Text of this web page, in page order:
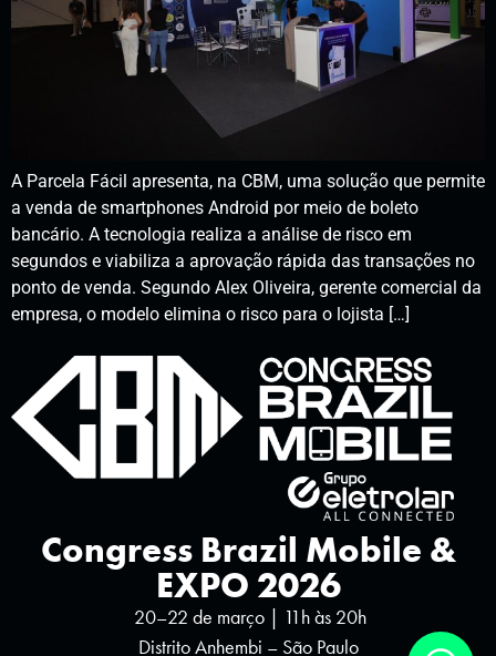
A Parcela Fácil apresenta, na CBM, uma solução que permite
a venda de smartphones Android por meio de boleto
bancário. A tecnologia realiza a análise de risco em
segundos e viabiliza a aprovação rápida das transações no
ponto de venda. Segundo Alex Oliveira, gerente comercial da
empresa, o modelo elimina o risco para o lojista […]
Congress Brazil Mobile &
EXPO 2026
20–22 de março | 11h às 20h
Distrito Anhembi – São Paulo